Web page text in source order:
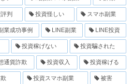
判 投資怪しい スマホ副業
業成功事例 LINE副業 LINE投資
投資稼げない 投資騙された
通貨詐欺 投資収入 投資稼げる
投資スマホ副業 被害